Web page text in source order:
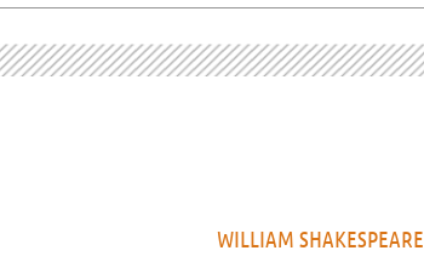
WILLIAM SHAKESPEARE